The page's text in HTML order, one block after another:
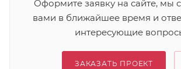
Оформите заявку на сайте, мы
вами в ближайшее время и
интересующие
ЗАКАЗАТЬ ПРОЕКТ